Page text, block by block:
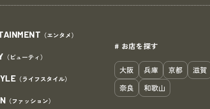
（エンタメ）
（ビューティ）
（ライフスタイル）
（ファッション）
# お店を探す
大阪 兵庫 京都 滋賀
奈良 和歌山